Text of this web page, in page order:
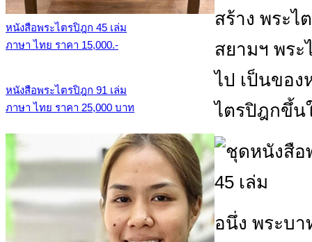
หนังสือพระไตรปิฎก 45 เล่ม
ภาษา ไทย ราคา 15,000.-
หนังสือพระไตรปิฎก 91 เล่ม
ภาษา ไทย ราคา 25,000 บาท
สร้าง พระไ
สยามฯ พร
ไป เป็นของ
ไตรปิฎกขึ้น
อนึ่ง พระบ